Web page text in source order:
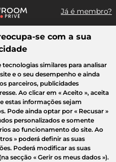
Já é membro?
artigo, uma venda...
Casa Criança Beleza
se com a sua
similares para analisar
e o seu desempenho e ainda
parceiros, publicidades
Ao clicar em « Aceito », aceita
estas informações sejam
Pode ainda optar por « Recusar »
personalizados e somente
ao funcionamento do site. Ao
» poderá definir as suas
Poderá modificar as suas
secção « Gerir os meus dados »).